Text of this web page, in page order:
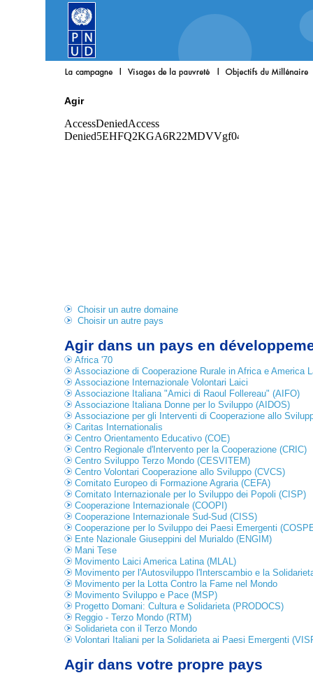
Agir
Choisir un autre domaine
Choisir un autre pays
Agir dans un pays en
Africa '70
Associazione di Cooperazione Rurale in Africa e America
Associazione Internazionale Volontari Laici
Associazione Italiana "Amici di Raoul Follereau" (AIFO)
Associazione Italiana Donne per lo Sviluppo (AIDOS)
Associazione per gli Interventi di Cooperazione allo
Caritas Internationalis
Centro Orientamento Educativo (COE)
Centro Regionale d'Intervento per la Cooperazione (CRIC)
Centro Sviluppo Terzo Mondo (CESVITEM)
Centro Volontari Cooperazione allo Sviluppo (CVCS)
Comitato Europeo di Formazione Agraria (CEFA)
Comitato Internazionale per lo Sviluppo dei Popoli (CISP)
Cooperazione Internazionale (COOPI)
Cooperazione Internazionale Sud-Sud (CISS)
Cooperazione per lo Sviluppo dei Paesi Emergenti
Ente Nazionale Giuseppini del Murialdo (ENGIM)
Mani Tese
Movimento Laici America Latina (MLAL)
Movimento per l'Autosviluppo l'Interscambio e la
Movimento per la Lotta Contro la Fame nel Mondo
Movimento Sviluppo e Pace (MSP)
Progetto Domani: Cultura e Solidarieta (PRODOCS)
Reggio - Terzo Mondo (RTM)
Solidarieta con il Terzo Mondo
Volontari Italiani per la Solidarieta ai Paesi Emergenti
Agir dans votre propre pays